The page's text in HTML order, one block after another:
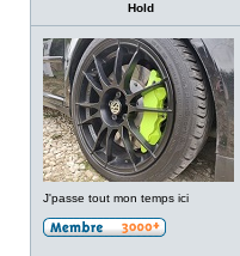
Hold
J'passe tout mon temps ici